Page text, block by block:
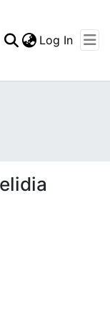
Log In